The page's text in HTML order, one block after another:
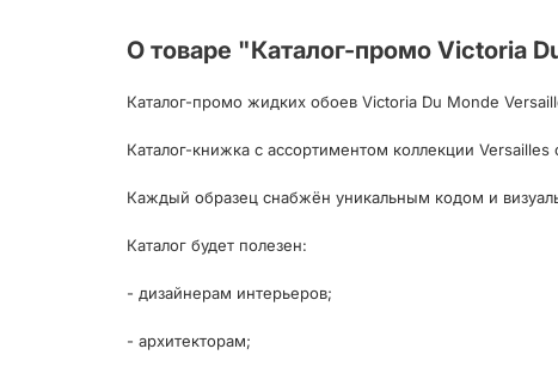
О товаре "Каталог-промо Victoria
Каталог-промо жидких обоев Victoria Du Monde
Каталог-книжка с ассортиментом коллекции Versailles
Каждый образец снабжён уникальным кодом и
Каталог будет полезен:
- дизайнерам интерьеров;
- архитекторам;